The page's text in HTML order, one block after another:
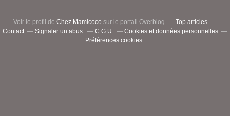
Voir le profil de Chez Mamicoco sur le portail Overblog
Top articles
Contact
Signaler un abus C.G.U.
Cookies et données personnelles
Préférences cookies